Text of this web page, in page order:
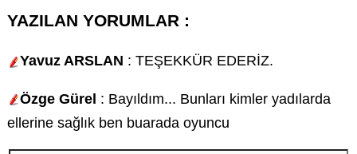
YAZILAN YORUMLAR :
Yavuz ARSLAN : TEŞEKKÜR EDERİZ.
Özge Gürel : Bayıldım... Bunları kimler yadılarda
ellerine sağlık ben buarada oyuncu